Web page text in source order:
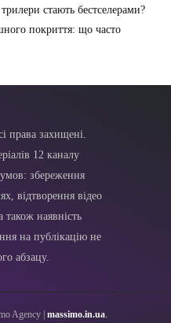
стають бестселерами?
покриття: що часто
права захищені.
12 каналу
збереження
відтворення відео
також наявність
на публікацію не
абзацу.
Agency | massimo.in.ua.